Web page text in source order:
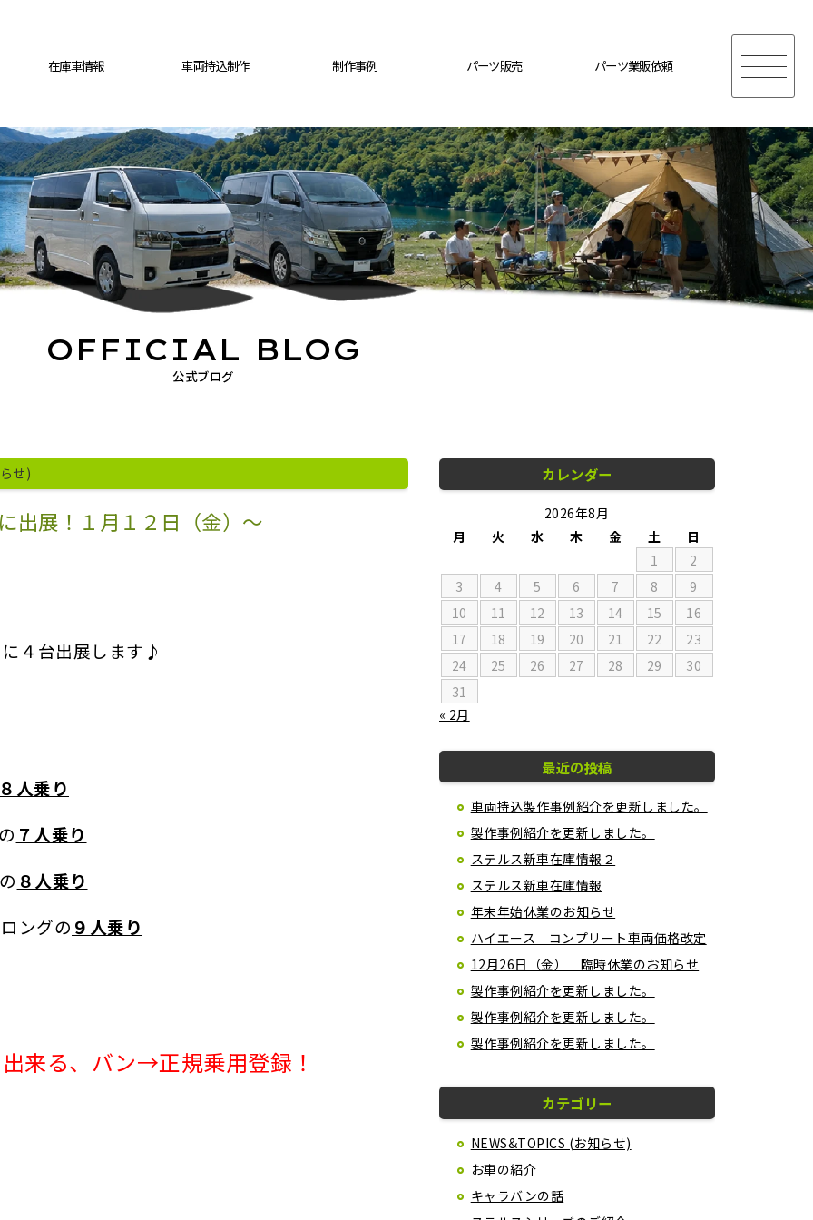
在庫車情報 車両持込制作 制作事例 パーツ販売 パーツ業販依頼
公式ブログ
OFFICIAL BLOG
せ)
出展！１月１２日（金）～
に４台出展します♪
人乗り
７人乗り
８人乗り
ングの ９人乗り
来る、バン→正規乗用登録！
カレンダー
2026年8月
月
火 水 木 金 土
日
1
2
3
4 5 6 7 8
9
10
11 12 13 14 15
16
17
18 19 20 21 22
23
24
25 26 27 28 29
30
31
« 2月
最近の投稿
車両持込製作事例紹介を更新しました。
製作事例紹介を更新しました。
ステルス新車在庫情報２
ステルス新車在庫情報
年末年始休業のお知らせ
ハイエース コンプリート車両価格改定
12月26日（金） 臨時休業のお知らせ
製作事例紹介を更新しました。
製作事例紹介を更新しました。
製作事例紹介を更新しました。
カテゴリー
NEWS&TOPICS (お知らせ)
お車の紹介
キャラバンの話